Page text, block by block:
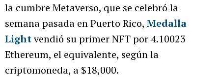
la cumbre Metaverso, que se celebró la
semana pasada en Puerto Rico, Medalla
Lightvendió su primer NFT por 4.10023
Ethereum, el equivalente, según la
criptomoneda, a $18,000.